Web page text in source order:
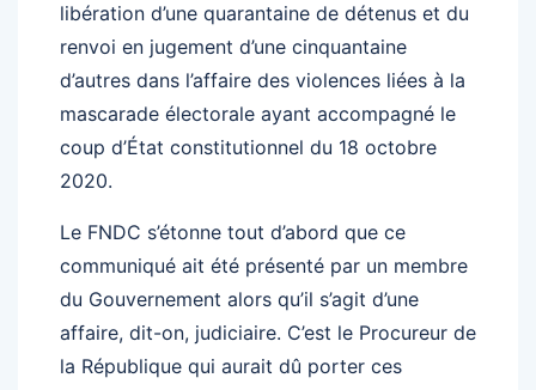
libération d’une quarantaine de détenus et du
renvoi en jugement d’une cinquantaine
d’autres dans l’affaire des violences liées à la
mascarade électorale ayant accompagné le
coup d’État constitutionnel du 18 octobre
2020.
Le FNDC s’étonne tout d’abord que ce
communiqué ait été présenté par un membre
du Gouvernement alors qu’il s’agit d’une
affaire, dit-on, judiciaire. C’est le Procureur de
la République qui aurait dû porter ces